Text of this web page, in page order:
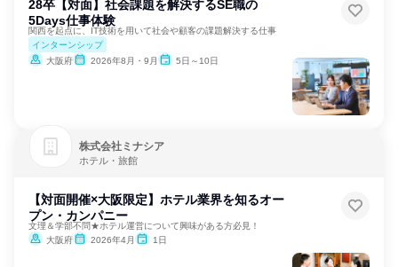
28卒【対面】社会課題を解決するSE職の
5Days仕事体験
関西を起点に、IT技術を用いて社会や顧客の課題解決する仕事
インターンシップ
大阪府
2026年8月・9月 5日～10日
株式会社ミナシア
ホテル・旅館
【対面開催×大阪限定】ホテル業界を知るオー
プン・カンパニー
文理＆学部不問★ホテル運営について興味がある方必見！
大阪府
2026年4月 1日